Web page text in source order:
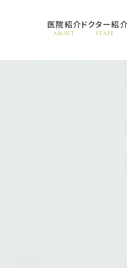
医院紹介
ABOUT
ドクター紹介
STAFF